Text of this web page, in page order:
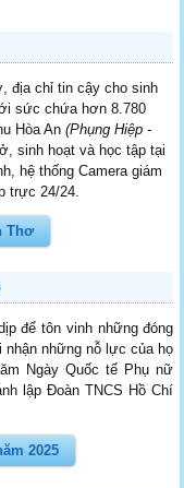
địa chỉ tin cậy cho sinh
sức chứa hơn 8.780
Hòa An(Phụng Hiệp -
sinh hoạt và học tập tại
hệ thống Camera giám
trực 24/24.
Thơ
để tôn vinh những đóng
những nỗ lực của họ
Ngày Quốc tế Phụ nữ
lập Đoàn TNCS Hồ Chí
2025